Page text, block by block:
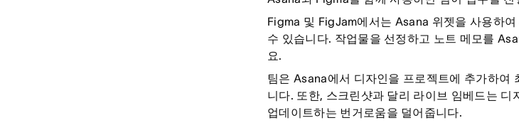
Figma 및 FigJam에서는 Asana 위젯을 사용하
수 있습니다. 작업물을 선정하고 노트 메모를
요.
팀은 Asana에서 디자인을 프로젝트에 추가하여
니다. 또한, 스크린샷과 달리 라이브 임베드는
업데이트하는 번거로움을 덜어줍니다.